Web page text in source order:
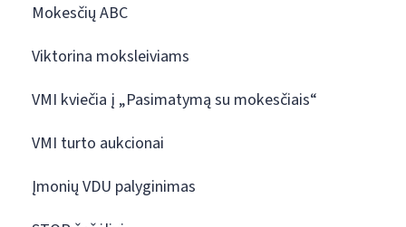
Mokesčių ABC
Viktorina moksleiviams
VMI kviečia į „Pasimatymą su mokesčiais“
VMI turto aukcionai
Įmonių VDU palyginimas